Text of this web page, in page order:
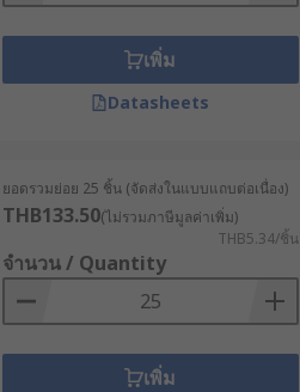
เพิ่ม
Datasheets
ยอดรวมย่อย 25 ชิ้น (จัดส่งในแบบแถบต่อเนื่อง)
THB133.50(ไม่รวมภาษีมูลค่าเพิ่ม)
THB5.34/ชิ้น
จำนวน / Quantity
เพิ่ม